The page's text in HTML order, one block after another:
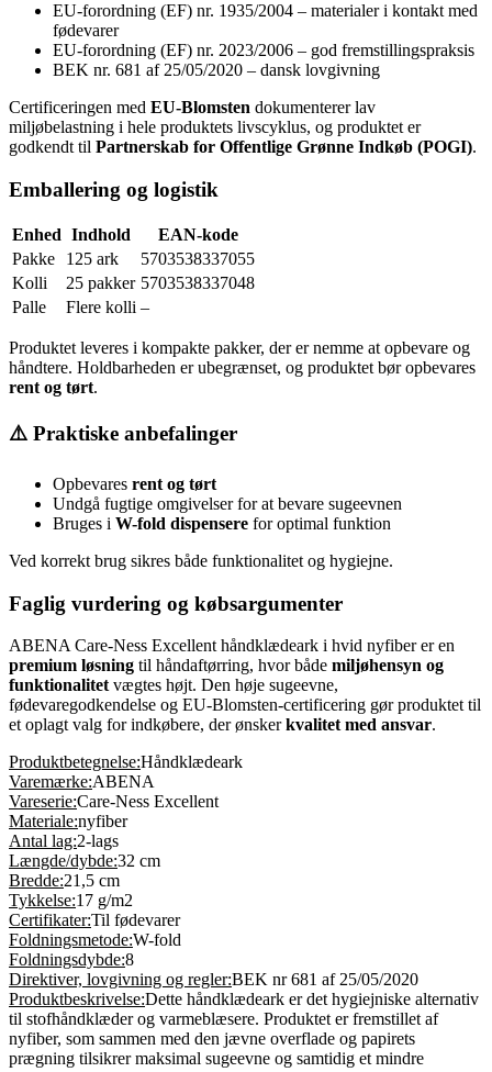
EU-forordning (EF) nr. 1935/2004 – materialer i kontakt med
fødevarer
EU-forordning (EF) nr. 2023/2006 – god fremstillingspraksis
BEK nr. 681 af 25/05/2020 – dansk lovgivning
Certificeringen med EU-Blomsten dokumenterer lav
miljøbelastning i hele produktets livscyklus, og produktet er
godkendt til Partnerskab for Offentlige Grønne Indkøb (POGI).
Emballering og logistik
Enhed Indhold
EAN-kode
Pakke
125 ark
5703538337055
Kolli
25 pakker 5703538337048
Palle
Flere kolli –
Produktet leveres i kompakte pakker, der er nemme at opbevare og
håndtere. Holdbarheden er ubegrænset, og produktet bør opbevares
rent og tørt.
⚠️ Praktiske anbefalinger
Opbevares rent og tørt
Undgå fugtige omgivelser for at bevare sugeevnen
Bruges i W-fold dispensere for optimal funktion
Ved korrekt brug sikres både funktionalitet og hygiejne.
Faglig vurdering og købsargumenter
ABENA Care-Ness Excellent håndklædeark i hvid nyfiber er en
premium løsning til håndaftørring, hvor både miljøhensyn og
funktionalitet vægtes højt. Den høje sugeevne,
fødevaregodkendelse og EU-Blomsten-certificering gør produktet til
et oplagt valg for indkøbere, der ønskerkvalitet med ansvar.
Produktbetegnelse:Håndklædeark
Varemærke:ABENA
Vareserie:Care-Ness Excellent
Materiale:nyfiber
Antal lag:2-lags
Længde/dybde:32 cm
Bredde:21,5 cm
Tykkelse:17 g/m2
Certifikater:Til fødevarer
Foldningsmetode:W-fold
Foldningsdybde:8
Direktiver, lovgivning og regler:BEK nr 681 af 25/05/2020
Produktbeskrivelse:Dette håndklædeark er det hygiejniske alternativ
til stofhåndklæder og varmeblæsere. Produktet er fremstillet af
nyfiber, som sammen med den jævne overflade og papirets
prægning tilsikrer maksimal sugeevne og samtidig et mindre